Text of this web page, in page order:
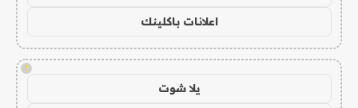
اعلانات باكلينك
!
يلا شوت